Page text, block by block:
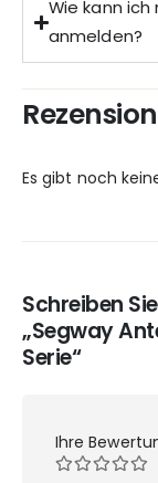
Wie kann
anmelden?
Es gibt noch
Schreiben
„Segway
Serie“
Ihre